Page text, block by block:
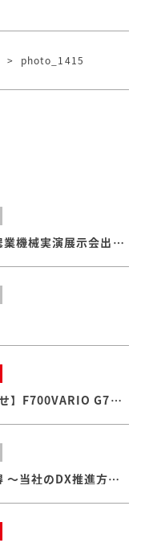
> photo_1415
【8/20～8/22】第７９回岩手県全国農業機械実演展示会出展のお知らせ
【サービスキャンペーン実施のお知らせ】F700VARIO G7シリーズ
経済産業省が定める「DX認定」を取得 ～当社のDX推進方針・体制および取り組みが認められました